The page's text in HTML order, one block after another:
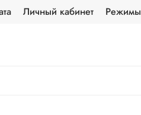
Личный кабинет Режимы